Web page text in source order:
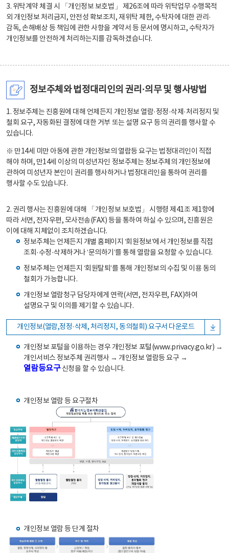
3. 위탁계약 체결 시 「개인정보 보호법」 제26조에 따라 위탁업무 수행목적
외 개인정보 처리금지, 안전성 확보조치, 재위탁 제한, 수탁자에 대한 관리·
감독, 손해배상 등 책임에 관한 사항을 계약서 등 문서에 명시하고, 수탁자가
개인정보를 안전하게 처리하는지를 감독하겠습니다.
정보주체와 법정대리인의 권리·의무 및 행사방법
1. 정보주체는 진흥원에 대해 언제든지 개인정보 열람·정정·삭제·처리정지 및
철회 요구, 자동화된 결정에 대한 거부 또는 설명 요구 등의 권리를 행사할 수
있습니다.
※ 만14세 미만 아동에 관한 개인정보의 열람등 요구는 법정대리인이 직접
해야 하며, 만14세 이상의 미성년자인 정보주체는 정보주체의 개인정보에
관하여 미성년자 본인이 권리를 행사하거나 법정대리인을 통하여 권리를
행사할 수도 있습니다.
2. 권리 행사는 진흥원에 대해 「개인정보 보호법」 시행령 제41조 제1항에
따라 서면, 전자우편, 모사전송(FAX) 등을 통하여 하실 수 있으며, 진흥원은
이에 대해 지체없이 조치하겠습니다.
정보주체는 언제든지 개별 홈페이지 ‘회원정보’에서 개인정보를 직접
조회·수정·삭제하거나 ‘문의하기’를 통해 열람을 요청할 수 있습니다.
정보주체는 언제든지 ‘회원탈퇴’를 통해 개인정보의 수집 및 이용 동의
철회가 가능합니다.
개인정보 열람청구 담당자에게 연락(서면, 전자우편, FAX)하여
설명요구 및 이의를 제기할 수 있습니다.
개인정보(열람,정정·삭제, 처리정지, 동의철회) 요구서 다운로드
개인정보 포털을 이용하는 경우 개인정보 포털(www.privacy.go.kr) →
개인서비스 정보주체 권리행사 → 개인정보 열람등 요구 →
열람등요구신청을 할 수 있습니다.
개인정보 열람 등 요구절차
개인정보 열람 등 단계 절차